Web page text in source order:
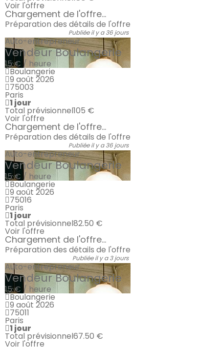
Voir l'offre
Chargement de l'offre...
Préparation des détails de l'offre
Publiée il y a 36 jours
Auto-entrepreneur
Vendeur Boulangerie
15 € / heure
Boulangerie
9 août 2026
75003
Paris
1 jour
Total prévisionnel105 €
Voir l'offre
Chargement de l'offre...
Préparation des détails de l'offre
Publiée il y a 36 jours
Auto-entrepreneur
Vendeur Boulangerie
15 € / heure
Boulangerie
9 août 2026
75016
Paris
1 jour
Total prévisionnel82.50 €
Voir l'offre
Chargement de l'offre...
Préparation des détails de l'offre
Publiée il y a 3 jours
Auto-entrepreneur
Vendeur Boulangerie
15 € / heure
Boulangerie
9 août 2026
75011
Paris
1 jour
Total prévisionnel67.50 €
Voir l'offre